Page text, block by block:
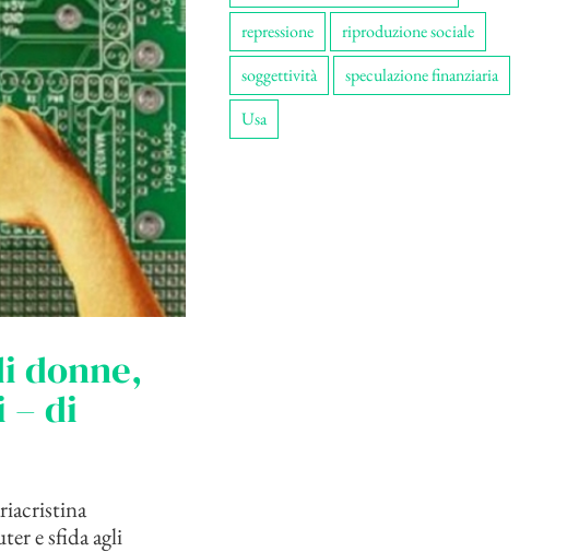
donne,
– di
e sfida agli
repressione
riproduzione sociale
soggettività
speculazione finanziaria
Usa